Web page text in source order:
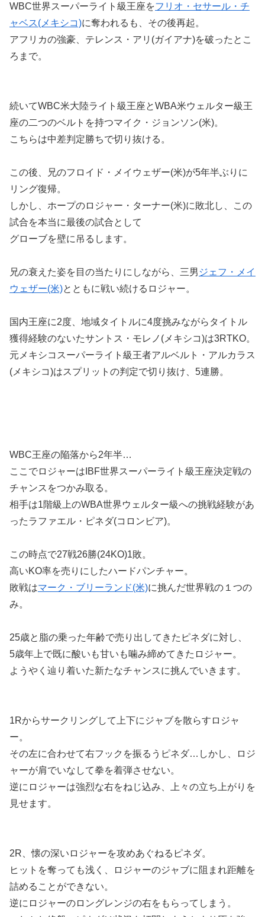
WBC世界スーパーライト級王座をフリオ・セサール・チ
ャベス(メキシコ)に奪われるも、その後再起。
アフリカの強豪、テレンス・アリ(ガイアナ)を破ったとこ
ろまで。
続いてWBC米大陸ライト級王座とWBA米ウェルター級王
座の二つのベルトを持つマイク・ジョンソン(米)。
こちらは中差判定勝ちで切り抜ける。
この後、兄のフロイド・メイウェザー(米)が5年半ぶりに
リング復帰。
しかし、ホープのロジャー・ターナー(米)に敗北し、この
試合を本当に最後の試合として
グローブを壁に吊るします。
兄の衰えた姿を目の当たりにしながら、三男 ジェフ・メイ
ウェザー(米)とともに戦い続けるロジャー。
国内王座に2度、地域タイトルに4度挑みながらタイトル
獲得経験のないたサントス・モレノ(メキシコ)は3RTKO。
元メキシコスーパーライト級王者アルベルト・アルカラス
(メキシコ)はスプリットの判定で切り抜け、5連勝。
WBC王座の陥落から2年半…
ここでロジャーはIBF世界スーパーライト級王座決定戦の
チャンスをつかみ取る。
相手は1階級上のWBA世界ウェルター級への挑戦経験があ
ったラファエル・ピネダ(コロンビア)。
この時点で27戦26勝(24KO)1敗。
高いKO率を売りにしたハードパンチャー。
敗戦はマーク・ブリーランド(米)に挑んだ世界戦の１つの
み。
25歳と脂の乗った年齢で売り出してきたピネダに対し、
5歳年上で既に酸いも甘いも噛み締めてきたロジャー。
ようやく辿り着いた新たなチャンスに挑んでいきます。
1Rからサークリングして上下にジャブを散らすロジャ
ー。
その左に合わせて右フックを振るうピネダ…しかし、ロジ
ャーが肩でいなして拳を着弾させない。
逆にロジャーは強烈な右をねじ込み、上々の立ち上がりを
見せます。
2R、懐の深いロジャーを攻めあぐねるピネダ。
ヒットを奪っても浅く、ロジャーのジャブに阻まれ距離を
詰めることができない。
逆にロジャーのロングレンジの右をもらってしまう。